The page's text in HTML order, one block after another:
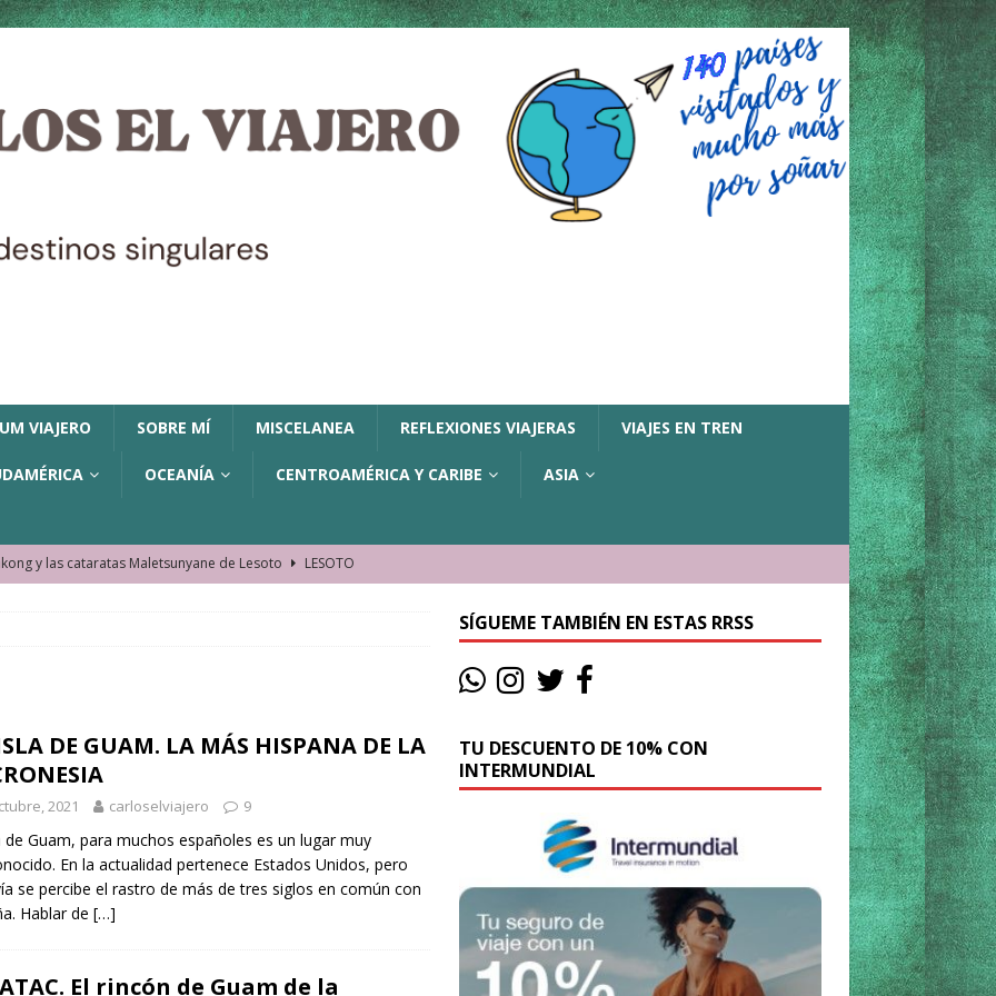
VIAJERO SOBRE MÍ MISCELANEA REFLEXIONES VIAJERAS VIAJES EN TREN
OCEANÍA CENTROAMÉRICA Y CARIBE ASIA
y las cataratas Maletsunyane de Lesoto
LESOTO
La historia de la misteriosa avioneta de la playa
JAMAICA
El barrio más castizo de Malabo GUINEA ECUATORIAL
DE GUAM. LA MÁS HISPANA DE LA
2021 carloselviajero 9
de Guam, para muchos españoles es un lugar muy
En la actualidad pertenece Estados Unidos, pero
se percibe el rastro de más de tres siglos en común con
Hablar de […]
El rincón de Guam de la
SÍGUEME TAMBIÉN EN ESTAS RRSS
TU DESCUENTO DE 10% CON
INTERMUNDIAL